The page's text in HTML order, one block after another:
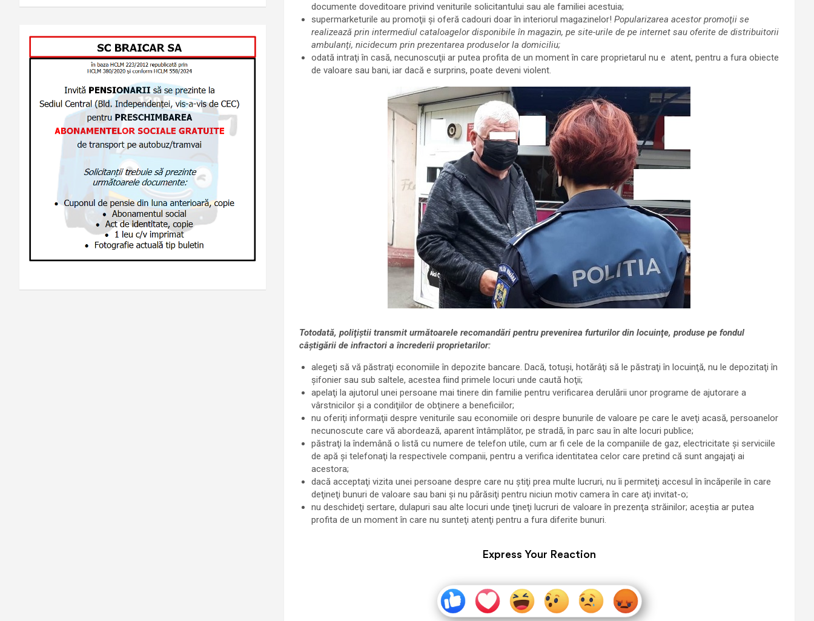
documente doveditoare privind veniturile solicitantului sau ale familiei acestuia;
supermarketurile au promoţii şi oferă cadouri doar în interiorul magazinelor! Popularizarea acestor promoţii se
realizează prin intermediul cataloagelor disponibile în magazin, pe site-urile de pe internet sau oferite de distribuitorii
ambulanţi, nicidecum prin prezentarea produselor la domiciliu;
odată intraţi în casă, necunoscuţii ar putea profita de un moment în care proprietarul nu e atent, pentru a fura obiecte
de valoare sau bani, iar dacă e surprins, poate deveni violent.
Totodată, poliţiştii transmit următoarele recomandări pentru prevenirea furturilor din locuinţe, produse pe fondul
câştigării de infractori a încrederii proprietarilor:
alegeţi să vă păstraţi economiile în depozite bancare. Dacă, totuşi, hotărâţi să le păstraţi în locuinţă, nu le depozitaţi în
şifonier sau sub saltele, acestea fiind primele locuri unde caută hoţii;
apelaţi la ajutorul unei persoane mai tinere din familie pentru verificarea derulării unor programe de ajutorare a
vârstnicilor şi a condiţiilor de obţinere a beneficiilor;
nu oferiţi informaţii despre veniturile sau economiile ori despre bunurile de valoare pe care le aveţi acasă, persoanelor
necunoscute care vă abordează, aparent întâmplător, pe stradă, în parc sau în alte locuri publice;
păstraţi la îndemână o listă cu numere de telefon utile, cum ar fi cele de la companiile de gaz, electricitate şi serviciile
de apă şi telefonaţi la respectivele companii, pentru a verifica identitatea celor care pretind că sunt angajaţi ai
acestora;
dacă acceptaţi vizita unei persoane despre care nu ştiţi prea multe lucruri, nu îi permiteţi accesul în încăperile în care
deţineţi bunuri de valoare sau bani şi nu părăsiţi pentru niciun motiv camera în care aţi invitat-o;
nu deschideţi sertare, dulapuri sau alte locuri unde ţineţi lucruri de valoare în prezenţa străinilor; aceştia ar putea
profita de un moment în care nu sunteţi atenţi pentru a fura diferite bunuri.
Express Your Reaction